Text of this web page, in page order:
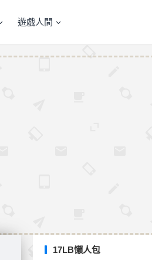
遊戲人間
17LB懶人包